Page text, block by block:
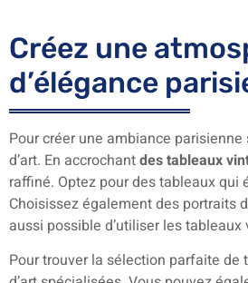
Créez une
d’élégance
Pour créer une ambiance
d’art. En accrochantdes tableaux
raffiné. Optez pour des tableaux
Choisissez également des portraits
aussi possible d’utiliser les
Pour trouver la sélection parfaite de